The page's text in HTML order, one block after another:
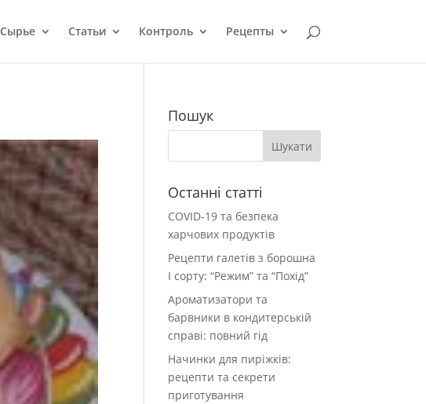
Сырье Статьи Контроль Рецепты
Пошук
Останні статті
COVID-19 та безпека
харчових продуктів
Рецепти галетів з борошна
І сорту: “Режим” та “Похід”
Ароматизатори та
барвники в кондитерській
справі: повний гід
Начинки для пиріжків:
рецепти та секрети
приготування